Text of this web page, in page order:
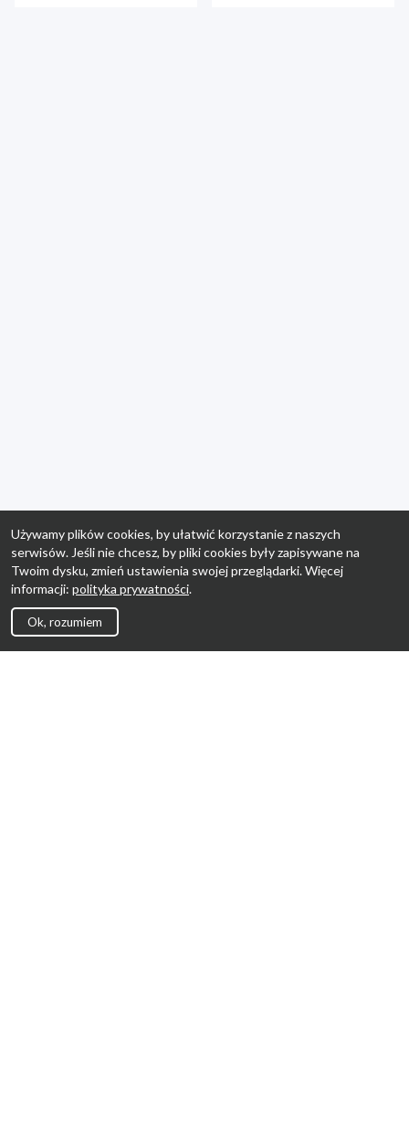
Używamy plików cookies, by ułatwić korzystanie z naszych
serwisów. Jeśli nie chcesz, by pliki cookies były zapisywane na
Twoim dysku, zmień ustawienia swojej przeglądarki. Więcej
informacji: polityka prywatności.
Ok, rozumiem